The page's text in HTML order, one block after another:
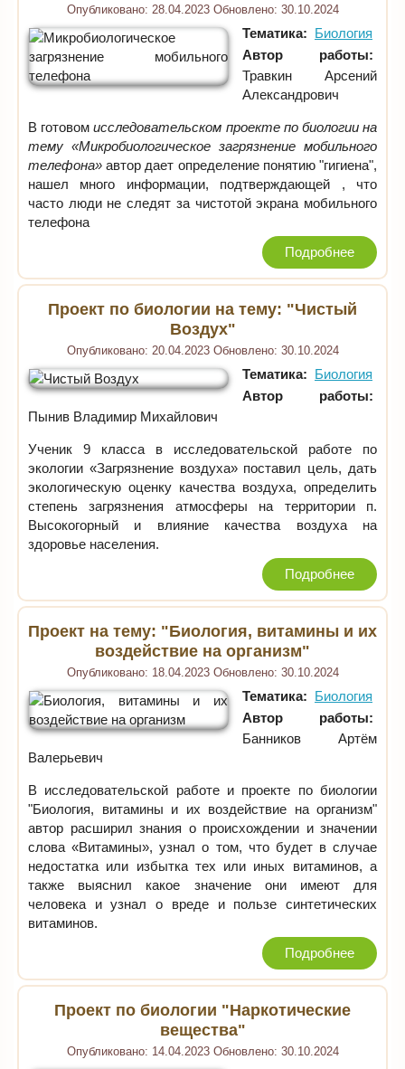
Опубликовано: 28.04.2023 Обновлено: 30.10.2024
Тематика: Биология
Автор работы:
Травкин Арсений
Александрович
В готовомисследовательском проекте по биологии на
тему «Микробиологическое загрязнение мобильного
телефона» автор дает определение понятию "гигиена",
нашел много информации, подтверждающей , что
часто люди не следят за чистотой экрана мобильного
телефона
Подробнее
Проект по биологии на тему: "Чистый
Воздух"
Опубликовано: 20.04.2023 Обновлено: 30.10.2024
Тематика: Биология
Автор работы:
Пынив Владимир Михайлович
Ученик 9 класса в исследовательской работе по
экологии «Загрязнение воздуха» поставил цель, дать
экологическую оценку качества воздуха, определить
степень загрязнения атмосферы на территории п.
Высокогорный и влияние качества воздуха на
здоровье населения.
Подробнее
Проект на тему: "Биология, витамины и их
воздействие на организм"
Опубликовано: 18.04.2023 Обновлено: 30.10.2024
Тематика: Биология
Автор работы:
Банников Артём
Валерьевич
В исследовательской работе и проекте по биологии
"Биология, витамины и их воздействие на организм"
автор расширил знания о происхождении и значении
слова «Витамины», узнал о том, что будет в случае
недостатка или избытка тех или иных витаминов, а
также выяснил какое значение они имеют для
человека и узнал о вреде и пользе синтетических
витаминов.
Подробнее
Проект по биологии "Наркотические
вещества"
Опубликовано: 14.04.2023 Обновлено: 30.10.2024